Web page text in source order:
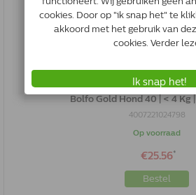
Bolfo Gold Hond 40 | < 4 Kg
4007221024798
Op voorraad
€25.56*
Bestel